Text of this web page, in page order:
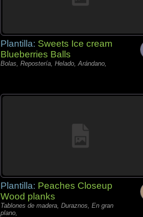
Plantilla: Sweets Ice cream
Blueberries Balls
Bolas, Repostería, Helado, Arándano,
Plantilla: Peaches Closeup
Wood planks
Tablones de madera, Duraznos, En gran
plano,